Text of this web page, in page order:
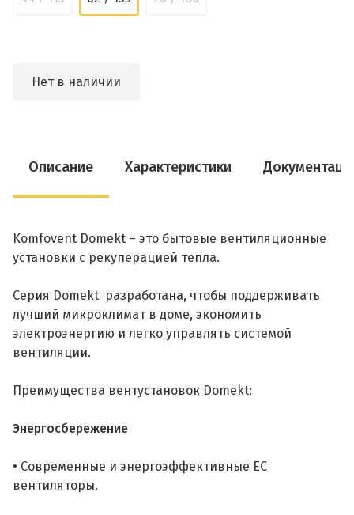
Нет в наличии
Описание Характеристики
Komfovent Domekt – это бытовые вентиляционные
установки с рекуперацией тепла.
Серия Domekt разработана, чтобы поддерживать
лучший микроклимат в доме, экономить
электроэнергию и легко управлять системой
вентиляции.
Преимущества вентустановок Domekt:
Энергосбережение
• Современные и энергоэффективные EC
вентиляторы.